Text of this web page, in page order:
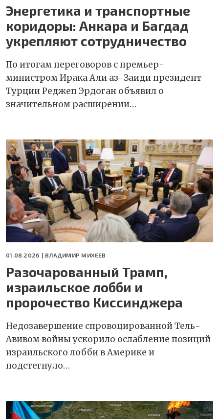
Энергетика и транспортные
коридоры: Анкара и Багдад
укрепляют сотрудничество
По итогам переговоров с премьер-
министром Ирака Али аз-Заиди президент
Турции Реджеп Эрдоган объявил о
значительном расширении…
01.08.2026 | ВЛАДИМИР МИХЕЕВ
Разочарованный Трамп,
израильское лобби и
пророчество Киссинджера
Недозавершение спровоцированной Тель-
Авивом войны ускорило ослабление позиций
израильского лобби в Америке и
подстегнуло…